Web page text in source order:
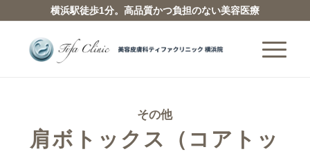
横浜駅徒歩1分。高品質かつ負担のない美容医療
その他
肩ボトックス（コアトッ